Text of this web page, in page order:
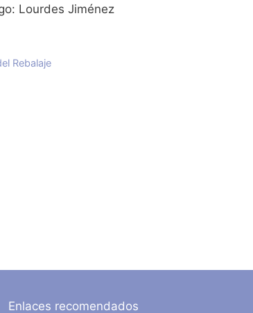
Lourdes Jiménez
Rebalaje
Enlaces recomendados